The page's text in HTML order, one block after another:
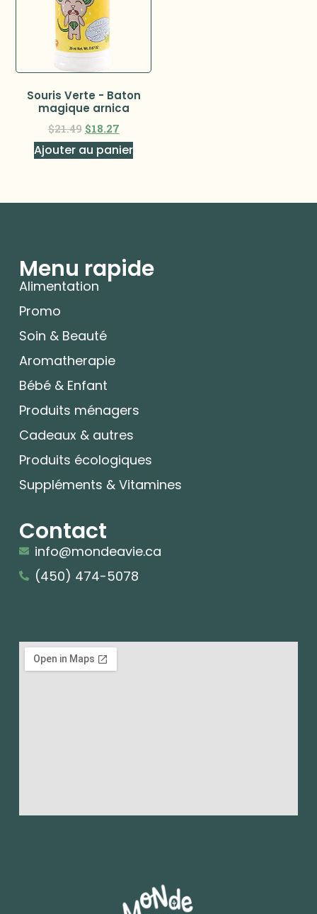
Souris Verte - Baton
magique arnica
$21.49 $18.27
Ajouter au panier
Menu rapide
Alimentation
Promo
Soin & Beauté
Aromatherapie
Bébé & Enfant
Produits ménagers
Cadeaux & autres
Produits écologiques
Suppléments & Vitamines
Contact
info@mondeavie.ca
(450) 474-5078